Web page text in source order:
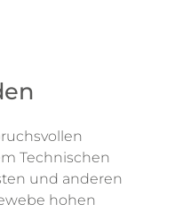
Technischen
und anderen
hohen